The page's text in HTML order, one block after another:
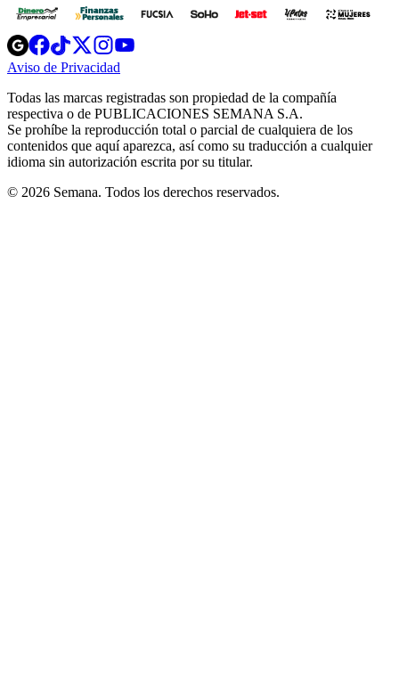
Opens
in
new
Opens
in
new
Opens
in
new
window
Opens
new
windowwindow
Aviso de Privacidad
new
window
Todas las marcas registradas son propiedad de la compañía
respectiva o de PUBLICACIONES SEMANA S.A.
Se prohíbe la reproducción total o parcial de cualquiera de los
contenidos que aquí aparezca, así como su traducción a cualquier
idioma sin autorización escrita por su titular.
© 2026 Semana. Todos los derechos reservados.